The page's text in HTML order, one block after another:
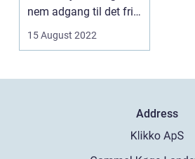
nem adgang til det fri
og kan gi...
15 August 2022
Address